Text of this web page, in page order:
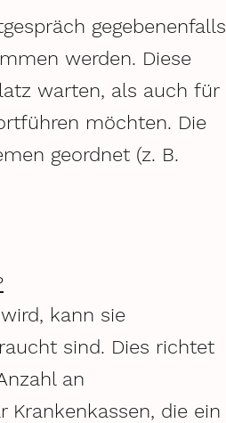
gegebenenfalls
werden. Diese
warten, als auch für
möchten. Die
geordnet (z. B.
kann sie
sind. Dies richtet
an
Krankenkassen, die ein